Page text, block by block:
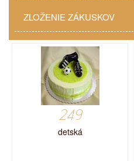
ZLOŽENIE ZÁKUSKOV
249
detská